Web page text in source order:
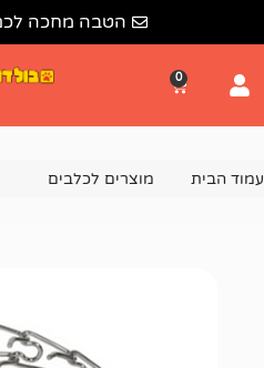
הטבה מחכה לכם בעגלת הקניות
לכלבים ציוד בסיסי לכלב